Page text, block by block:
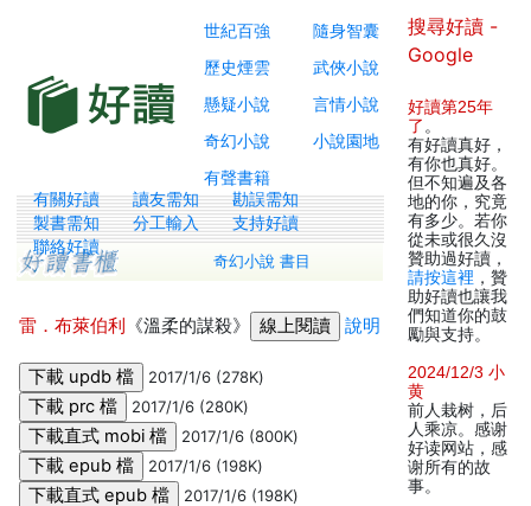
世紀百強
隨身智囊
歷史煙雲
武俠小說
懸疑小說
言情小說
奇幻小說
小說園地
有聲書籍
有關好讀 讀友需知
勘誤需知
製書需知
分工輸入
支持好讀
聯絡好讀
奇幻小說 書目
雷．布萊伯利 《溫柔的謀殺》 說明
2017/1/6 (278K)
2017/1/6 (280K)
2017/1/6 (800K)
2017/1/6 (198K)
2017/1/6 (198K)
搜尋好讀 -
Google
好讀第25年
了 。
有好讀真好，
有你也真好。
但不知遍及各
地的你，究竟
有多少。若你
從未或很久沒
贊助過好讀，
請按這裡 ，贊
助好讀也讓我
們知道你的鼓
勵與支持。
2024/12/3 小
黄
前人栽树，后
人乘凉。感谢
好读网站，感
谢所有的故
事。